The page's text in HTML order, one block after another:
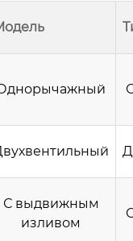
С выдвижным
изливом